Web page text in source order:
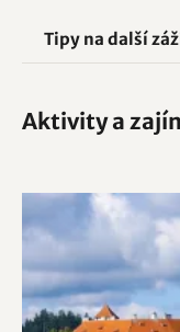
Tipy na další
Aktivity a